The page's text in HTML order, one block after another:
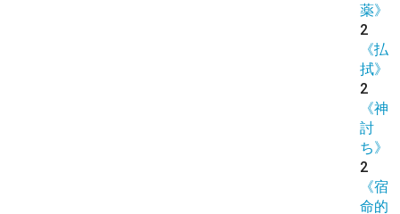
薬》
2
《払
拭》
2
《神
討
ち》
2
《宿
命的